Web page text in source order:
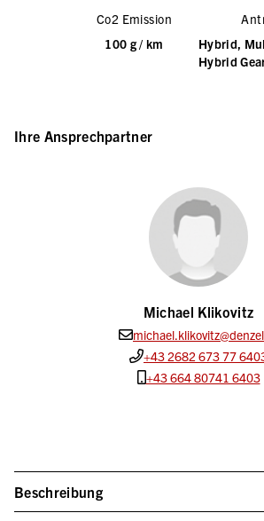
Co2 Emission
100 g / km
Hybrid,
Hybrid
Ihre Ansprechpartner
Michael Klikovitz
+43 2682 673 77
+43 664 80741 6403
Beschreibung